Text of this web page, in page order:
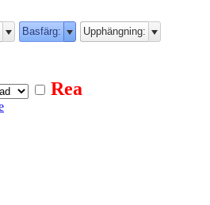
Basfärg: Upphängning:
Rea